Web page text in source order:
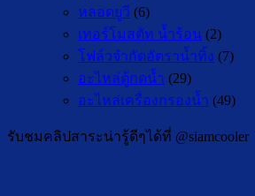
หลอดยูวี (6)
เทอร์โมสตัท น้ำร้อน (2)
โฟล์วจำกัดอัตราน้ำทิ้ง (7)
อะไหล่ตู้กดน้ำ (29)
อะไหล่เครื่องกรองน้ำ (49)
รับชมคลิปสาระน่ารู้ดีๆได้ที่ @siamcooler